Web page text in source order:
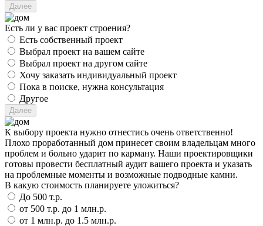
Есть ли у вас проект строения?
Есть собственный проект
Выбрал проект на вашем сайте
Выбрал проект на другом сайте
Хочу заказать индивидуальный проект
Пока в поиске, нужна консультация
Другое
К выбору проекта нужно отнестись очень ответственно!
Плохо проработанный дом принесет своим владельцам много
проблем и больно ударит по карману. Наши проектировщики
готовы провести бесплатный аудит вашего проекта и указать
на проблемные моменты и возможные подводные камни.
В какую стоимость планируете уложиться?
До 500 т.р.
от 500 т.р. до 1 млн.р.
от 1 млн.р. до 1.5 млн.р.